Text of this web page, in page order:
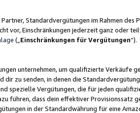
Standardvergütungen im Rahmen
vor, Einschränkungen jederzeit ganz oder
(„ Einschränkungen für Vergütungen“).
unternehmen, um qualifizierte Verkäufe
dir zu senden, in denen die
spezielle Vergütungen, die für jeden
führen, dass dein effektiver
in der Standardwährung für eine